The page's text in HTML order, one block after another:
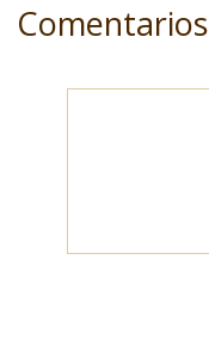
Comentarios